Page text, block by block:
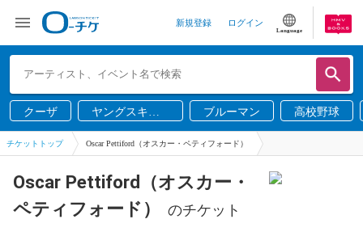
新規登録 ログイン
Language
クーザ
ヤングスキニ
ー
ブルーマン 高校野球
チケットトップ Oscar Pettiford（オスカー・ペティフォード）
Oscar Pettiford（オスカー・
ペティフォード）
のチケット